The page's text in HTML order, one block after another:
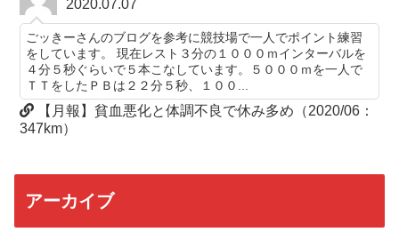
2020.07.07
ごッきーさんのブログを参考に競技場で一人でポイント練習
をしています。 現在レスト３分の１０００ｍインターバルを
４分５秒ぐらいで５本こなしています。５０００ｍを一人で
ＴＴをしたＰＢは２２分５秒、１００...
【月報】貧血悪化と体調不良で休み多め（2020/06：
347km）
アーカイブ